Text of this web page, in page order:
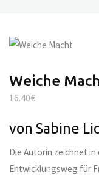
Weiche
16.40€
von Sabine
Die Autorin zeichnet
Entwicklungsweg für